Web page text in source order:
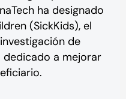
ha designado
(SickKids), el
de
a mejorar